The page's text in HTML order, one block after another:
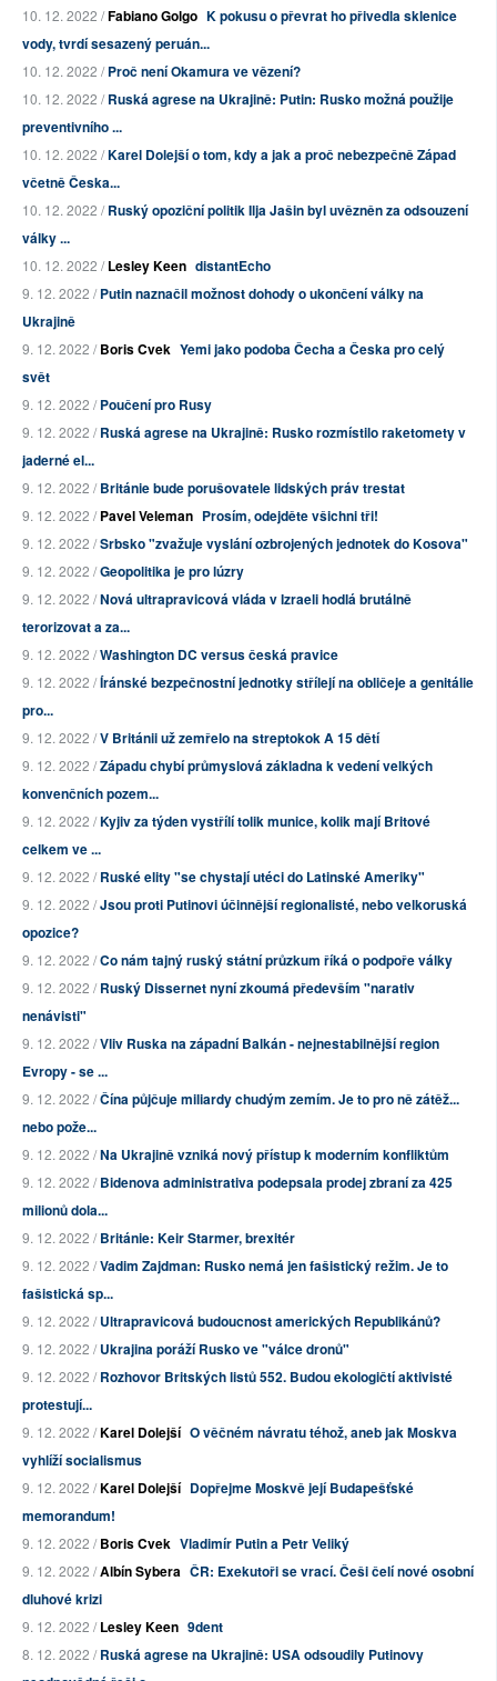
10. 12. 2022 /Fabiano Golgo K pokusu o převrat ho přivedla sklenice
vody, tvrdí sesazený peruán...
10. 12. 2022 /Proč není Okamura ve vězení?
10. 12. 2022 /Ruská agrese na Ukrajině: Putin: Rusko možná použije
preventivního ...
10. 12. 2022 /Karel Dolejší o tom, kdy a jak a proč nebezpečně Západ
včetně Česka...
10. 12. 2022 /Ruský opoziční politik Ilja Jašin byl uvězněn za odsouzení
války ...
10. 12. 2022 /Lesley Keen distantEcho
9. 12. 2022 /Putin naznačil možnost dohody o ukončení války na
Ukrajině
9. 12. 2022 /Boris Cvek Yemi jako podoba Čecha a Česka pro celý
svět
9. 12. 2022 /Poučení pro Rusy
9. 12. 2022 /Ruská agrese na Ukrajině: Rusko rozmístilo raketomety v
jaderné el...
9. 12. 2022 /Británie bude porušovatele lidských práv trestat
9. 12. 2022 /Pavel Veleman Prosím, odejděte všichni tři!
9. 12. 2022 /Srbsko "zvažuje vyslání ozbrojených jednotek do Kosova"
9. 12. 2022 /Geopolitika je pro lúzry
9. 12. 2022 /Nová ultrapravicová vláda v Izraeli hodlá brutálně
terorizovat a za...
9. 12. 2022 /Washington DC versus česká pravice
9. 12. 2022 /Íránské bezpečnostní jednotky střílejí na obličeje a genitálie
pro...
9. 12. 2022 /V Británii už zemřelo na streptokok A 15 dětí
9. 12. 2022 /Západu chybí průmyslová základna k vedení velkých
konvenčních pozem...
9. 12. 2022 /Kyjiv za týden vystřílí tolik munice, kolik mají Britové
celkem ve ...
9. 12. 2022 /Ruské elity "se chystají utéci do Latinské Ameriky"
9. 12. 2022 /Jsou proti Putinovi účinnější regionalisté, nebo velkoruská
opozice?
9. 12. 2022 /Co nám tajný ruský státní průzkum říká o podpoře války
9. 12. 2022 /Ruský Dissernet nyní zkoumá především "narativ
nenávisti"
9. 12. 2022 /Vliv Ruska na západní Balkán - nejnestabilnější region
Evropy - se ...
9. 12. 2022 /Čína půjčuje miliardy chudým zemím. Je to pro ně zátěž...
nebo pože...
9. 12. 2022 /Na Ukrajině vzniká nový přístup k moderním konfliktům
9. 12. 2022 /Bidenova administrativa podepsala prodej zbraní za 425
milionů dola...
9. 12. 2022 /Británie: Keir Starmer, brexitér
9. 12. 2022 /Vadim Zajdman: Rusko nemá jen fašistický režim. Je to
fašistická sp...
9. 12. 2022 /Ultrapravicová budoucnost amerických Republikánů?
9. 12. 2022 /Ukrajina poráží Rusko ve "válce dronů"
9. 12. 2022 /Rozhovor Britských listů 552. Budou ekologičtí aktivisté
protestují...
9. 12. 2022 /Karel Dolejší O věčném návratu téhož, aneb jak Moskva
vyhlíží socialismus
9. 12. 2022 /Karel Dolejší Dopřejme Moskvě její Budapešťské
memorandum!
9. 12. 2022 /Boris Cvek Vladimír Putin a Petr Veliký
9. 12. 2022 /Albín Sybera ČR: Exekutoři se vrací. Češi čelí nové osobní
dluhové krizi
9. 12. 2022 /Lesley Keen 9dent
8. 12. 2022 /Ruská agrese na Ukrajině: USA odsoudily Putinovy